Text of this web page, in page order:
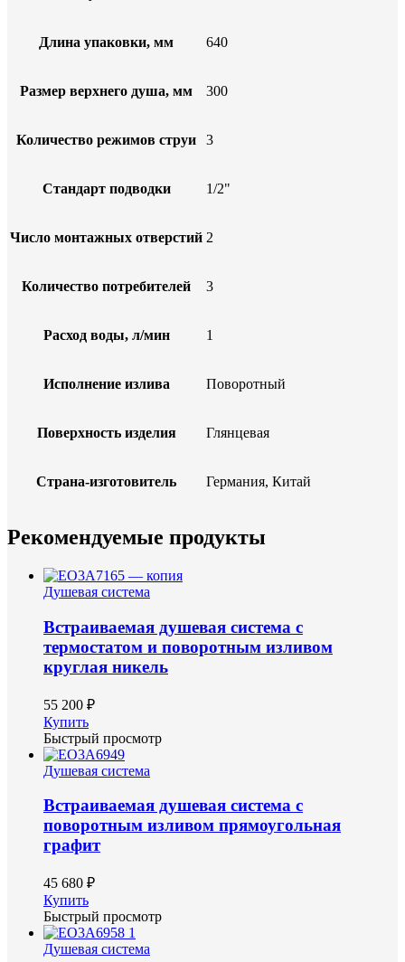
Длина упаковки, мм 640
Размер верхнего душа, мм 300
Количество режимов струи 3
Стандарт подводки 1/2"
Число монтажных отверстий 2
Количество потребителей 3
Расход воды, л/мин 1
Исполнение излива Поворотный
Поверхность изделия Глянцевая
Страна-изготовитель Германия, Китай
Рекомендуемые продукты
Душевая система
Встраиваемая душевая система с
термостатом и поворотным изливом
круглая никель
55 200 ₽
Купить
Быстрый просмотр
Душевая система
Встраиваемая душевая система с
поворотным изливом прямоугольная
графит
45 680 ₽
Купить
Быстрый просмотр
Душевая система